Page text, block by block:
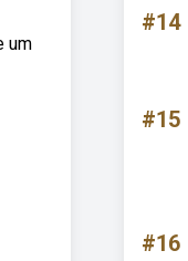
um
#14
#15
#16